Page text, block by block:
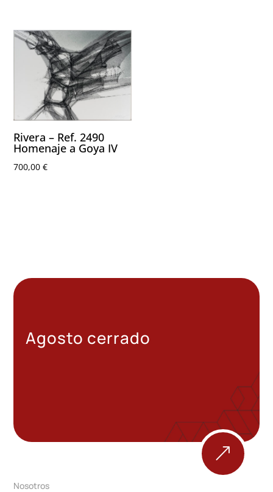
Rivera – Ref. 2490
Homenaje a Goya IV
700,00€
Agosto cerrado
&
Nosotros